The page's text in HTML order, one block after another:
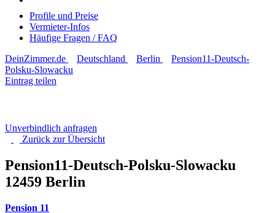
Profile und Preise
Vermieter-Infos
Häufige Fragen / FAQ
DeinZimmer.de
Deutschland Berlin
Pension11-Deutsch-
Polsku-Slowacku
Eintrag teilen
Unverbindlich anfragen
Zurück zurÜbersicht
Pension11-Deutsch-Polsku-Slowacku
12459 Berlin
Pension 11